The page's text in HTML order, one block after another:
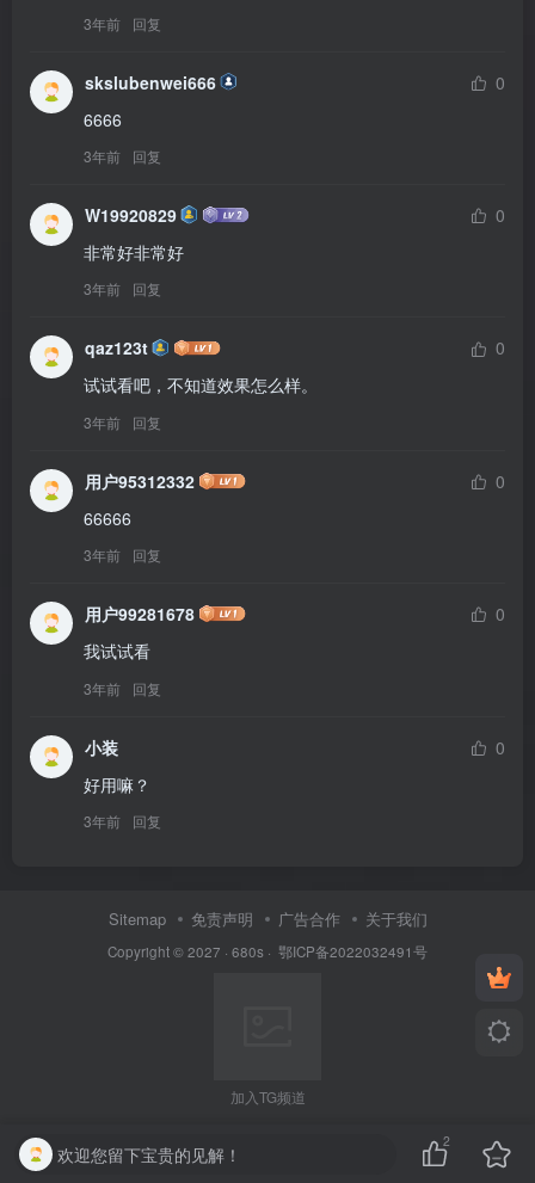
3年前 回复
skslubenwei666
0
6666
3年前 回复
W19920829
0
非常好非常好
3年前 回复
qaz123t
0
试试看吧，不知道效果怎么样。
3年前 回复
用户95312332
0
66666
3年前 回复
用户99281678
0
我试试看
3年前 回复
小装
0
好用嘛？
3年前 回复
Sitemap 免责声明 广告合作 关于我们
Copyright © 2027 · 680s · 鄂ICP备2022032491号
加入TG频道
欢迎您留下宝贵的见解！
2